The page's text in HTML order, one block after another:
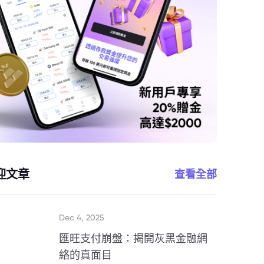
文章 查看全部
Dec 4, 2025
匯旺支付崩盤：揭開灰黑金融網
絡的真面目